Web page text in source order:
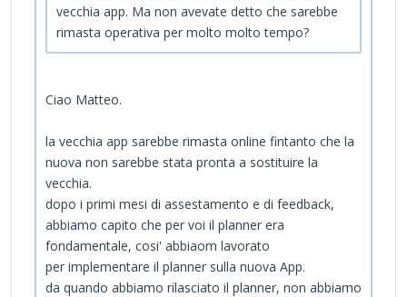
vecchia app. Ma non avevate detto che sarebbe
rimasta operativa per molto molto tempo?
Ciao Matteo.
la vecchia app sarebbe rimasta online fintanto che la
nuova non sarebbe stata pronta a sostituire la
vecchia.
dopo i primi mesi di assestamento e di feedback,
abbiamo capito che per voi il planner era
fondamentale, cosi' abbiaom lavorato
per implementare il planner sulla nuova App.
da quando abbiamo rilasciato il planner, non abbiamo